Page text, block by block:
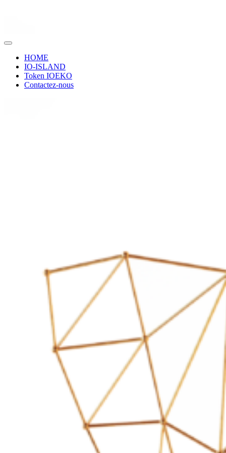
HOME
IO-ISLAND
Token IOEKO
Contactez-nous